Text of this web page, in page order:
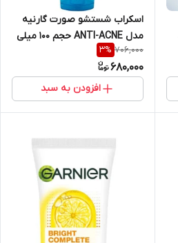
اسکراب شستشو صورت گارنیه
مدل ANTI-ACNE حجم 100 میلی
لیتر
706,000
3%
680,000
افزودن به سبد